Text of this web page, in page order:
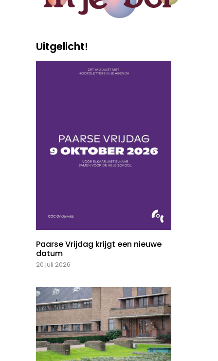
Uitgelicht!
Paarse Vrijdag krijgt een nieuwe
datum
20 juli 2026